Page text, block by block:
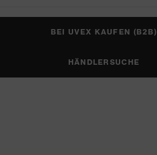
BEI UVEX KAUFEN (B2B)
HÄNDLERSUCHE